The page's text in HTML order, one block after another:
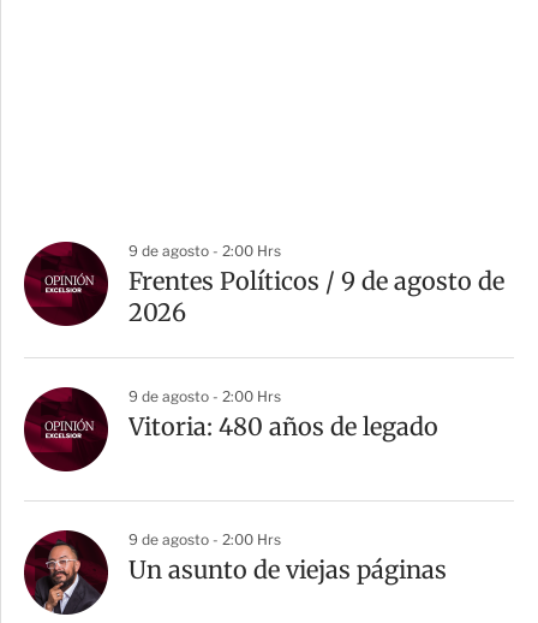
9 de agosto - 2:00 Hrs
Frentes Políticos / 9 de agosto de
2026
9 de agosto - 2:00 Hrs
Vitoria: 480 años de legado
9 de agosto - 2:00 Hrs
Un asunto de viejas páginas